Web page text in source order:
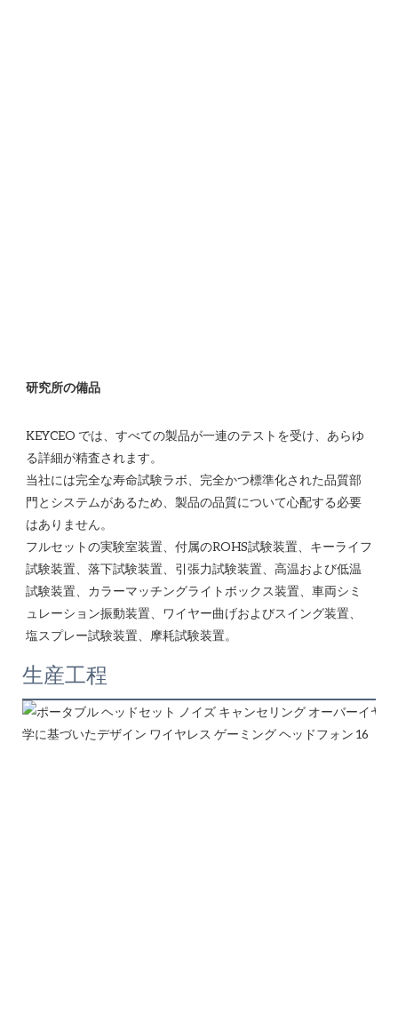
KEYCEO では、すべての製品が一連のテストを受け、あらゆ
る詳細が精査されます。
当社には完全な寿命試験ラボ、完全かつ標準化された品質部
門とシステムがあるため、製品の品質について心配する必要
はありません。
フルセットの実験室装置、付属のROHS試験装置、キーライフ
試験装置、落下試験装置、引張力試験装置、高温および低温
試験装置、カラーマッチングライトボックス装置、車両シミ
ュレーション振動装置、ワイヤー曲げおよびスイング装置、
生産工程